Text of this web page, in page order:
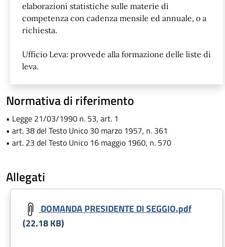
elaborazioni statistiche sulle materie di
competenza con cadenza mensile ed annuale, o a
richiesta.
Ufficio Leva: provvede alla formazione delle liste di
leva.
Normativa di riferimento
• Legge 21/03/1990 n. 53, art. 1
• art. 38 del Testo Unico 30 marzo 1957, n. 361
• art. 23 del Testo Unico 16 maggio 1960, n. 570
Allegati
Document
DOMANDA PRESIDENTE DI SEGGIO.pdf
(22.18 KB)